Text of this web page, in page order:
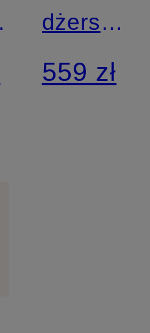
o
prostym
559 zł